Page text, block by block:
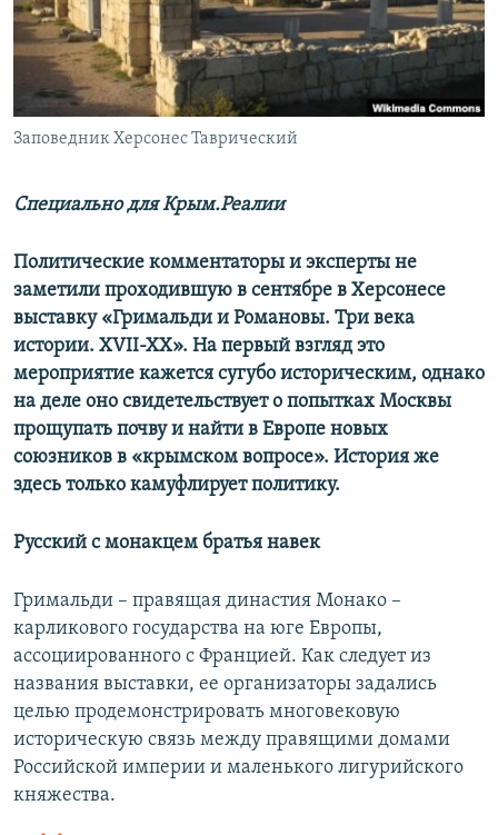
ПОБЕДИТЕЛЕЙ НЕ СУДЯТ?
КРЫМ.НЕПОКОРЕННЫЙ
ELIFBE
УКРАИНСКАЯ ПРОБЛЕМА КРЫМА
ПРИСОЕДИНЯЙТЕСЬ!
Заповедник Херсонес Таврический
Специально для Крым.Реалии
Политические комментаторы и эксперты не
заметили проходившую в сентябре в Херсонесе
выставку «Гримальди и Романовы. Три века
истории. XVII-XX». На первый взгляд это
мероприятие кажется сугубо историческим, однако
на деле оно свидетельствует о попытках Москвы
прощупать почву и найти в Европе новых
союзников в «крымском вопросе». История же
здесь только камуфлирует политику.
Русский с монакцем братья навек
Гримальди – правящая династия Монако –
карликового государства на юге Европы,
ассоциированного с Францией. Как следует из
названия выставки, ее организаторы задались
целью продемонстрировать многовековую
историческую связь между правящими домами
Российской империи и маленького лигурийского
княжества.